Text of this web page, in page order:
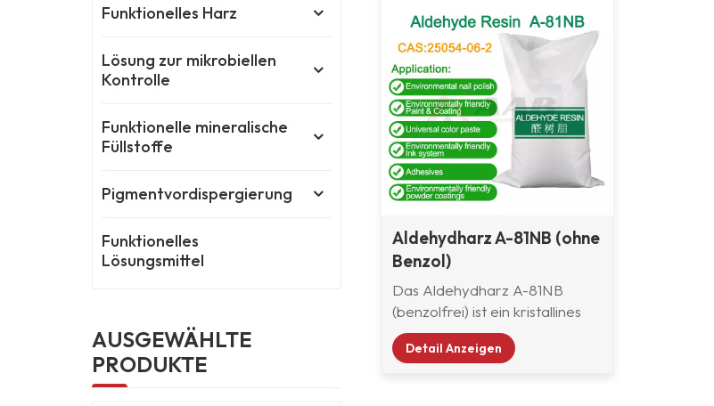
Aldehydharz A-81NB (ohne
Benzol)
Das Aldehydharz A-81NB
(benzolfrei) ist ein kristallines
oder hellgelbes festes
Aldehydharz mit guten
Detail Anzeigen
Funktionelles Harz
Lösung zur mikrobiellen
Kontrolle
Funktionelle mineralische
Füllstoffe
Pigmentvordispergierung
Funktionelles
Lösungsmittel
AUSGEWÄHLTE
PRODUKTE